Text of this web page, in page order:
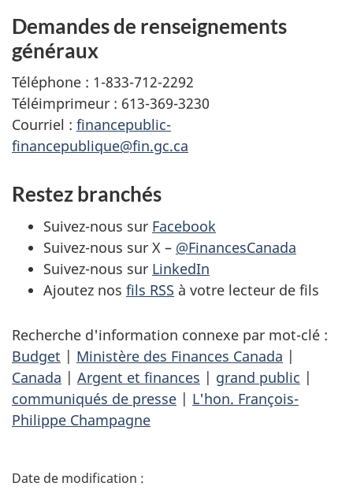
Demandes de renseignements
généraux
Téléphone : 1-833-712-2292
Téléimprimeur : 613-369-3230
Courriel : financepublic-
financepublique@fin.gc.ca
Restez branchés
Suivez-nous sur Facebook
Suivez-nous sur X – @FinancesCanada
Suivez-nous sur LinkedIn
Ajoutez nos fils RSS à votre lecteur de fils
Recherche d'information connexe par mot-clé :
Budget | Ministère des Finances Canada |
Canada | Argent et finances | grand public |
communiqués de presse | L'hon. François-
Philippe Champagne
D